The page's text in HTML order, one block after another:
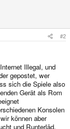
#2
Illegal, und
gepostet, wer
sich die Spiele also
Gerät als Rom
Konsolen
können aber
und Runterläd,